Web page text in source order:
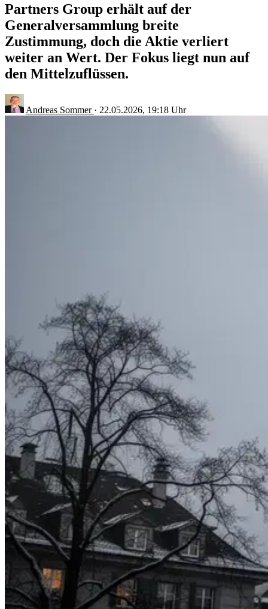
Partners Group erhält auf der
Generalversammlung breite
Zustimmung, doch die Aktie verliert
weiter an Wert. Der Fokus liegt nun auf
den Mittelzuflüssen.
Andreas Sommer · 22.05.2026, 19:18 Uhr